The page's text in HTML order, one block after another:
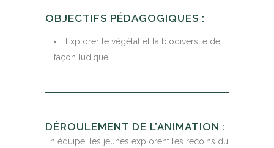
OBJECTIFS PÉDAGOGIQUES :
Explorer le végétal et la biodiversité de
façon ludique
DÉROULEMENT DE L’ANIMATION :
En équipe, les jeunes explorent les recoins du